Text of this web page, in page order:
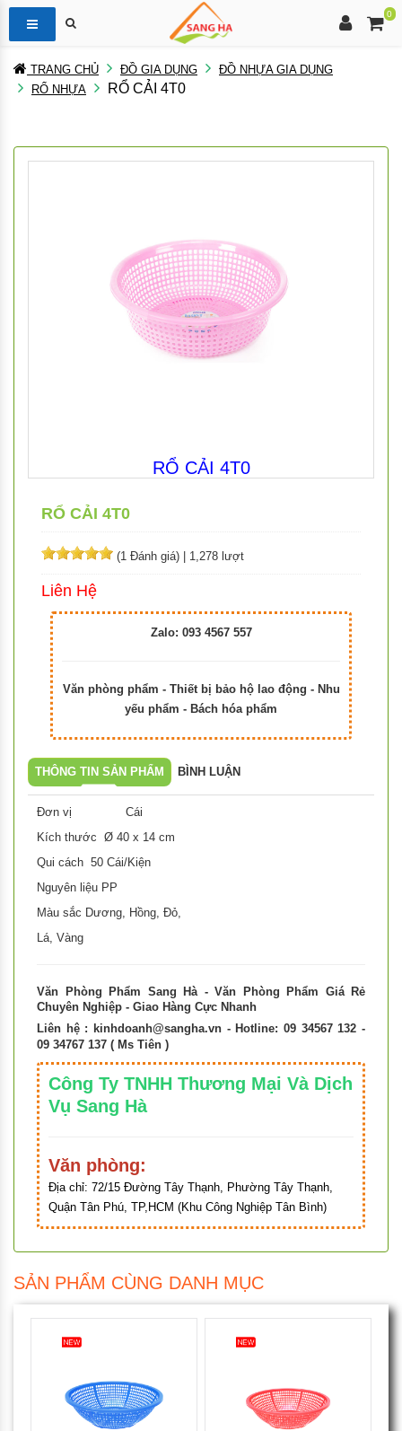
0
TRANG CHỦ ĐỒ GIA DỤNG
ĐỒ NHỰA GIA DỤNG
RỔ NHỰA
RỔ CẢI 4T0
RỔ CẢI 4T0
RỔ CẢI 4T0
(1 Đánh giá) 1,278 lượt
Liên Hệ
Zalo: 093 4567 557
Văn phòng phẩm - Thiết bị bảo hộ lao động - Nhu
yếu phẩm - Bách hóa phẩm
THÔNG TIN SẢN PHẨM BÌNH LUẬN
Đơn vị Cái
Kích thước Ø 40 x 14 cm
Qui cách 50 Cái/Kiện
Nguyên liệu PP
Màu sắc Dương, Hồng, Đỏ,
Lá, Vàng
Văn Phòng Phẩm Sang Hà - Văn Phòng Phẩm Giá Rẻ
Chuyên Nghiệp - Giao Hàng Cực Nhanh
Liên hệ : kinhdoanh@sangha.vn - Hotline: 09 34567 132 -
09 34767 137 ( Ms Tiên )
Công Ty TNHH Thương Mại Và Dịch
Vụ Sang Hà
Văn phòng:
Địa chỉ: 72/15 Đường Tây Thạnh, Phường Tây Thạnh,
Quận Tân Phú, TP,HCM (Khu Công Nghiệp Tân Bình)
SẢN PHẨM CÙNG DANH MỤC